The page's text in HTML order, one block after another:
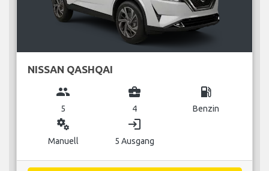
NISSAN QASHQAI
group
5
business_center
4
local_gas_station
Benzin
miscellaneous_services
Manuell
login
5 Ausgang